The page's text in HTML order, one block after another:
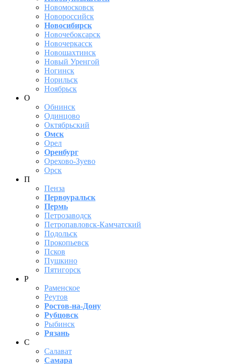
Новомосковск
Новороссийск
Новосибирск
Новочебоксарск
Новочеркасск
Новошахтинск
Новый Уренгой
Ногинск
Норильск
Ноябрьск
О
Обнинск
Одинцово
Октябрьский
Омск
Орел
Оренбург
Орехово-Зуево
Орск
П
Пенза
Первоуральск
Пермь
Петрозаводск
Петропавловск-Камчатский
Подольск
Прокопьевск
Псков
Пушкино
Пятигорск
Р
Раменское
Реутов
Ростов-на-Дону
Рубцовск
Рыбинск
Рязань
С
Салават
Самара